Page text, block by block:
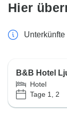
Hier
B&B Hotel
Hotel
Tage 1, 2